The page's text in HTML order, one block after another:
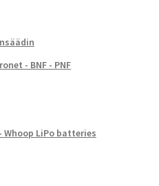
- BNF - PNF
Whoop LiPo batteries